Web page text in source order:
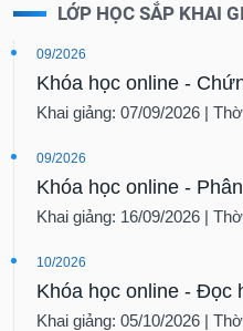
LỚP HỌC SẮP KHAI
09/2026
Khóa học online -
Khai giảng: 07/09/2026 |
09/2026
Khóa học online -
Khai giảng: 16/09/2026 |
10/2026
Khóa học online - Đọc
Khai giảng: 05/10/2026 |